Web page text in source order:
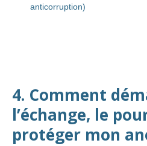
anticorruption)
4. Comment
l’échange, le
protéger mon